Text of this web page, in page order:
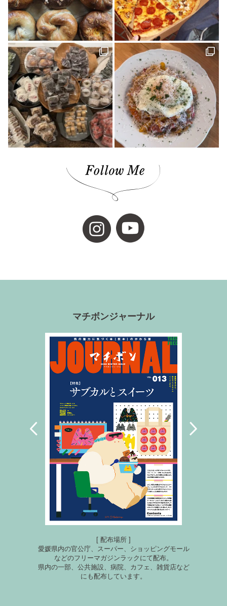
平野 裕子さん(1)
奥伊予街道(2) 建築(1) 牛乳(1)
紅まどんな(1)
裏道(1)
高知(2) 東予(1) 珈琲(1) グリーン(1)
心地よい場所(3)
ショップ(1)
アクセサリー(1) 島のパン屋(1)
暮らしの設計デザイナー(1)
スタンプラリー(2)
モデルハウス(1) チーズケーキ(1)
濱田農園(1)
マチボン(25)
路地裏(1) 小豆島(1) レシピ(1) GajA(1)
マチボンヌ(1)
歯科医院(2)
公園(1) ジノモノ(1) 中島(1)
水と木の間で(1)
ポケモン(1)
内覧会(1) チーズ(1) VOL.10(2)
フードブロガー(7)
食堂(1)
ぼくらの松山グルメ(1) アウトドア(4) くま(1)
宇和島(2)
マチボンJOURNAL(20)
スポット(1) 狩猟(3)
和×モダン(1)
暮らし探訪日記(2)
ポケットモンスター(1) 見学会(1)
VOL.08(1)
Marriage CAMP(2)
ラーメン(1) 食堂ノスタルジー(1)
グルメ(7)
キャンプ(8)
久万(1) 久万高原(1) メディカルレポート(2)
松野町(3)
マチボンジャーナル
[ 配布場所 ]
愛媛県内の官公庁、スーパー、ショッピングモール
などのフリーマガジンラックにて配布。
県内の一部、公共施設、病院、カフェ、雑貨店など
にも配布しています。